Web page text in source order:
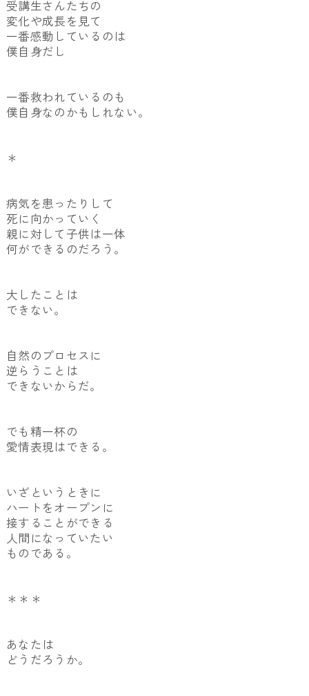
受講生さんたちの
変化や成長を見て
一番感動しているのは
僕自身だし
一番救われているのも
僕自身なのかもしれない。
＊
病気を患ったりして
死に向かっていく
親に対して子供は一体
何ができるのだろう。
大したことは
できない。
自然のプロセスに
逆らうことは
できないからだ。
でも精一杯の
愛情表現はできる。
いざというときに
ハートをオープンに
接することができる
人間になっていたい
ものである。
＊＊＊
あなたは
どうだろうか。